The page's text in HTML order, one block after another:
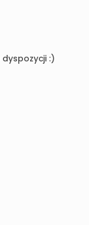
dyspozycji :)